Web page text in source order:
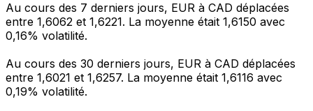
Au cours des 7 derniers jours, EUR à CAD déplacées
entre 1,6062 et 1,6221. La moyenne était 1,6150 avec
0,16% volatilité.
Au cours des 30 derniers jours, EUR à CAD déplacées
entre 1,6021 et 1,6257. La moyenne était 1,6116 avec
0,19% volatilité.